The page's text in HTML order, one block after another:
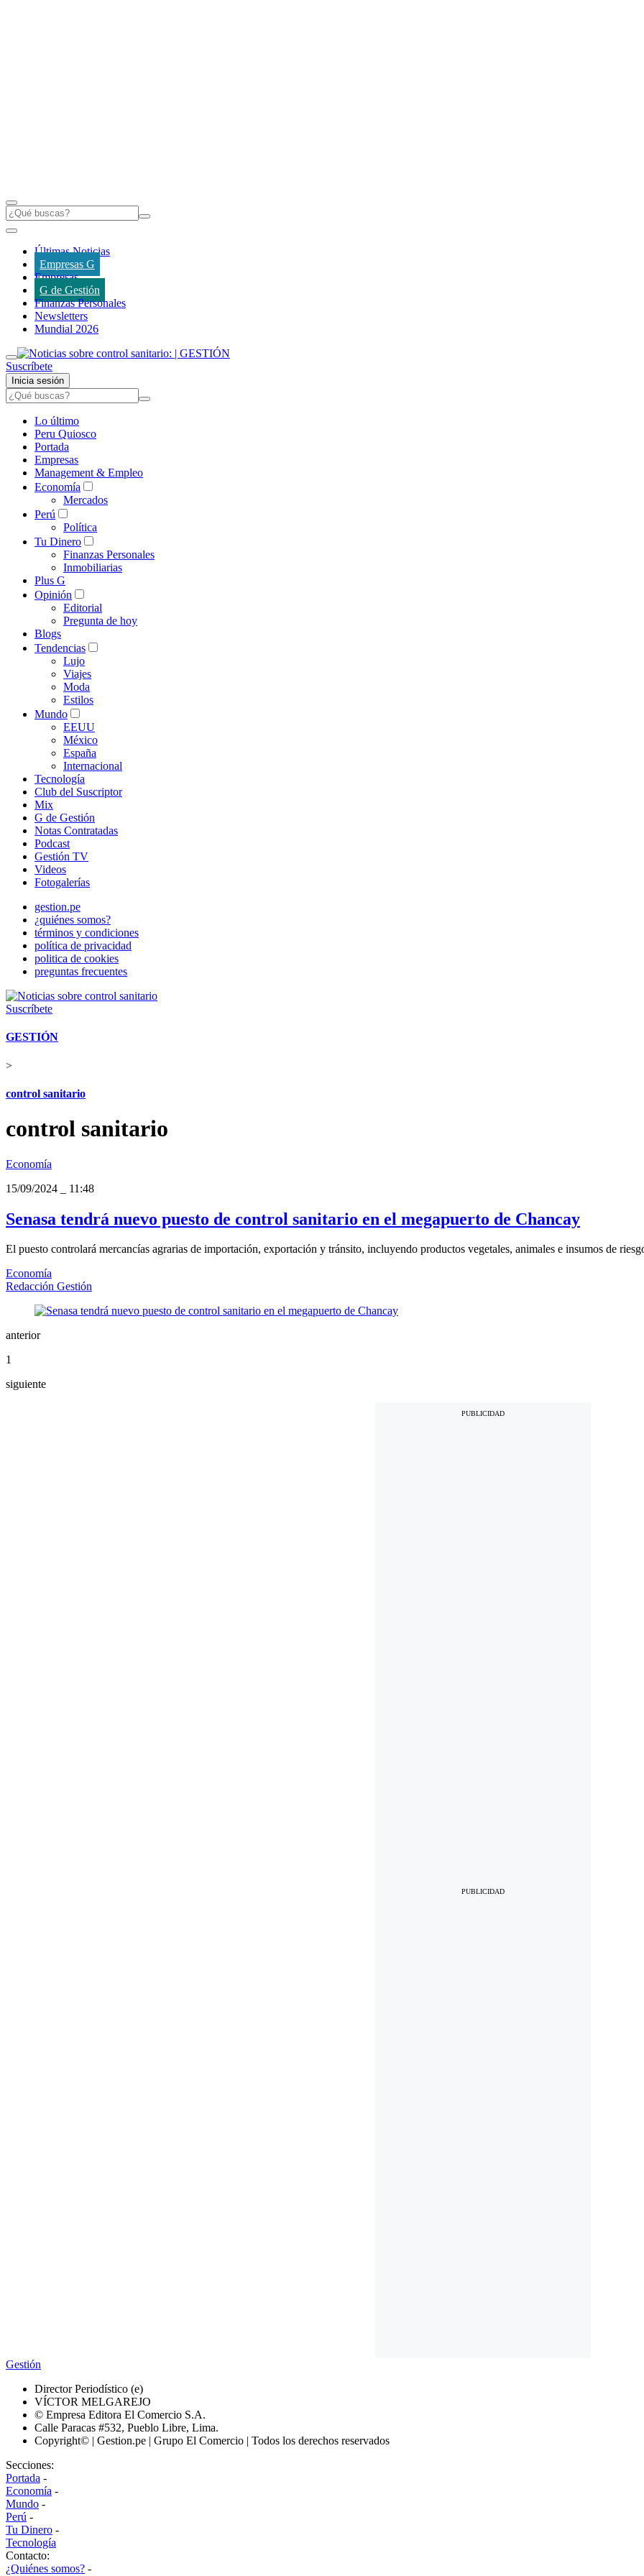
Últimas Noticias
Empresas G
Empresas
G de Gestión
Finanzas Personales
Newsletters
Mundial 2026
Suscríbete
Inicia sesión
Lo último
Peru Quiosco
Portada
Empresas
Management & Empleo
Economía
Mercados
Perú
Política
Tu Dinero
Finanzas Personales
Inmobiliarias
Plus G
Opinión
Editorial
Pregunta de hoy
Blogs
Tendencias
Lujo
Viajes
Moda
Estilos
Mundo
EEUU
México
España
Internacional
Tecnología
Club del Suscriptor
Mix
G de Gestión
Notas Contratadas
Podcast
Gestión TV
Videos
Fotogalerías
gestion.pe
¿quiénes somos?
términos y condiciones
política de privacidad
politica de cookies
preguntas frecuentes
Suscríbete
GESTIÓN
>
control sanitario
control sanitario
Economía
15/09/2024
11:48
Senasa tendrá nuevo puesto de control sanitario en el megapuerto de Chancay
El puesto controlará mercancías agrarias de importación, exportación y tránsito, incluyendo productos vegetales, animales e insumos de
Economía
Redacción Gestión
anterior
1
siguiente
Gestión
Director Periodístico (e)
VÍCTOR MELGAREJO
© Empresa Editora El Comercio S.A.
Calle Paracas #532, Pueblo Libre, Lima.
Copyright© | Gestion.pe | Grupo El Comercio | Todos los derechos reservados
Secciones:
Portada -
Economía -
Mundo -
Perú -
Tu Dinero -
Tecnología
Contacto:
¿Quiénes somos? -